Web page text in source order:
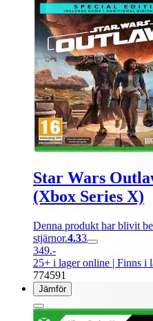
Star Wars
(Xbox Series X)
Denna produkt har blivit
stjärnor.4.33
349.-
25+ i lager online | Finns i
774591
Jämför